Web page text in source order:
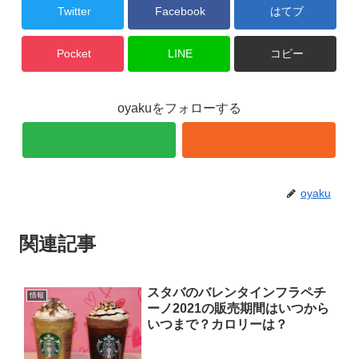
Twitter Facebook はてブ
Pocket LINE コピー
oyakuをフォローする
oyaku
関連記事
情報
スタバのバレンタインフラペチ
ーノ2021の販売期間はいつから
いつまで？カロリーは？